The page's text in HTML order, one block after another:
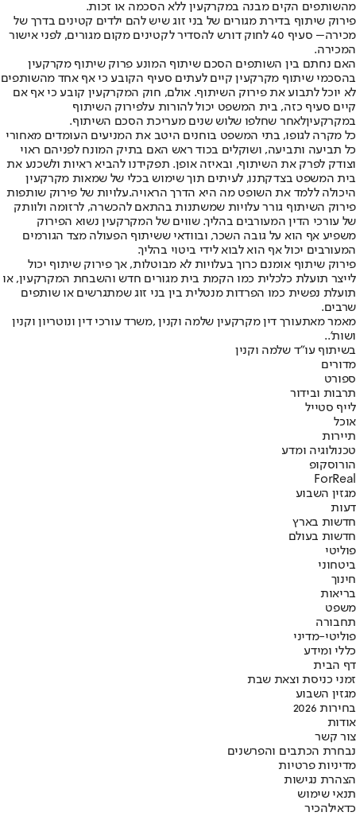
מהשותפים הקים מבנה במקרקעין ללא הסכמה או זכות.
פירוק שיתוף בדירת מגורים של בני זוג שיש להם ילדים קטינים בדרך של
מכירה
– סעיף 40 לחוק דורש להסדיר לקטינים מקום מגורים, לפני אישור
המכירה.
האם נחתם בין השותפים הסכם שיתוף המונע פרוק שיתוף מקרקעין
בהסכמי שיתוף מקרקעין קיים לעתים סעיף הקובע כי אף אחד מהשותפים
לא יוכל לתבוע את פירוק השיתוף. אולם, חוק המקרקעין קובע כי אף אם
קיים סעיף כזה, בית המשפט יכול להורות עלפירוק השיתוף
במקרקעיןלאחר שחלפו שלוש שנים מעריכת הסכם השיתוף.
כל מקרה לגופו, בתי המשפט בוחנים היטב את המניעים העומדים מאחורי
כל תביעה ותביעה, ושוקלים בכוד ראש האם בתיק המונח לפניהם ראוי
וצודק לפרק את השיתוף, ובאיזה אופן. תפקידנו להביא ראיות ולשכנע את
בית המשפט בצדקתנו, לעיתים תוך שימוש בכלי של שמאות מקרקעין
היכולה ללמד את השופט מה היא הדרך הראויה.עלויות של פירוק שותפות
פירוק השיתוף גורר עלויות שמשתנות בהתאם להכשרה, לרזומה ולוותק
של עורכי הדין המעורבים בהליך. שווים של המקרקעין נשוא הפירוק
משפיע אף הוא על גובה השכר, ובוודאי ששיתוף הפעולה מצד הגורמים
המעורבים יכול אף הוא לבוא לידי ביטוי בהליך.
פירוק שיתוף אומנם כרוך בעלויות לא מבוטלות, אך פירוק שיתוף יכול
לייצר תועלת כלכלית כמו הקמת בית מגורים חדש והשבחת המקרקעין, או
תועלת נפשית כמו הפרדות מנטלית בין בני זוג שמתגרשים או שותפים
שרבים.
מאמר מאתעורך דין מקרקעין שלמה וקנין ,משרד עורכי דין ונוטריון וקנין
ושות’..
בשיתוף עו"ד שלמה וקנין
מדורים
ספורט
תרבות ובידור
לייף סטייל
אוכל
תיירות
טכנולוגיה ומדע
הורוסקופ
ForReal
מגזין השבוע
דעות
חדשות בארץ
חדשות בעולם
פוליטי
ביטחוני
חינוך
בריאות
משפט
תחבורה
פוליטי-מדיני
כללי ומידע
דף הבית
זמני כניסת וצאת שבת
מגזין השבוע
בחירות 2026
אודות
צור קשר
נבחרת הכתבים והפרשנים
מדיניות פרטיות
הצהרת נגישות
תנאי שימוש
כדאילהכיר